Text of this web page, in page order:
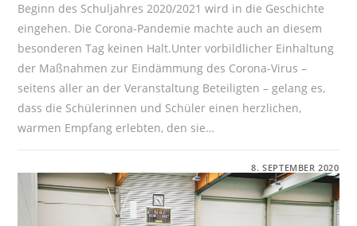
Beginn des Schuljahres 2020/2021 wird in die Geschichte
eingehen. Die Corona-Pandemie machte auch an diesem
besonderen Tag keinen Halt.Unter vorbildlicher Einhaltung
der Maßnahmen zur Eindämmung des Corona-Virus –
seitens aller an der Veranstaltung Beteiligten – gelang es,
dass die Schülerinnen und Schüler einen herzlichen,
warmen Empfang erlebten, den sie…
EIN
FESTAKT
DER
BESONDEREN
ART
8. SEPTEMBER 2020